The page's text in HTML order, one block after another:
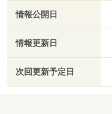
情報公開日
情報更新日
次回更新予定日